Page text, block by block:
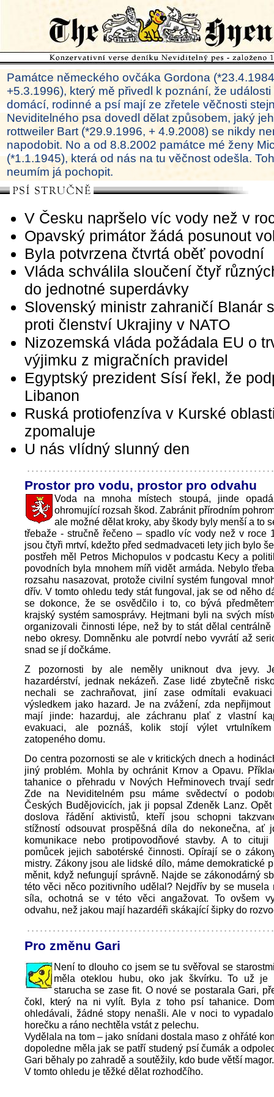
Památce německého ovčáka Gordona
+5.3.1996), který mě přivedl k poznání, že
domácí, rodinné a psí mají ze zřetele věčnosti
Neviditelného psa dovedl dělat způsobem, jaký
rottweiler Bart (*29.9.1996, + 4.9.2008) se nikdy
napodobit. No a od 8.8.2002 památce mé ženy
(*1.1.1945), která od nás na tu věčnost odešla.
neumím já pochopit.
V Česku napršelo víc vody než v
Opavský primátor žádá posunout
Byla potvrzena čtvrtá oběť povodní
Vláda schválila sloučení čtyř
do jednotné superdávky
Slovenský ministr zahraničí Blanár
proti členství Ukrajiny v NATO
Nizozemská vláda požádala EU o
výjimku z migračních pravidel
Egyptský prezident Sísí řekl, že
Libanon
Ruská protiofenzíva v Kurské
zpomaluje
U nás vlídný slunný den
Prostor pro vodu, prostor pro odvahu
Voda na mnoha místech stoupá, jinde
ohromující rozsah škod. Zabránit přírodním
ale možné dělat kroky, aby škody byly menší a to
třebaže - stručně řečeno – spadlo víc vody než v roce
jsou čtyři mrtví, kdežto před sedmadvaceti lety jich bylo
postřeh měl Petros Michopulos v podcastu Kecy a
povodních byla mnohem míň vidět armáda. Nebylo
rozsahu nasazovat, protože civilní systém fungoval
dřív. V tomto ohledu tedy stát fungoval, jak se od něho
se dokonce, že se osvědčilo i to, co bývá
krajský systém samosprávy. Hejtmani byli na svých
organizovali činnosti lépe, než by to stát dělal centrálně
nebo okresy. Domněnku ale potvrdí nebo vyvrátí až
snad se jí dočkáme.
Z pozornosti by ale neměly uniknout dva jevy.
hazardérství, jednak nekázeň. Zase lidé zbytečně
nechali se zachraňovat, jiní zase odmítali
výsledkem jako hazard. Je na zvážení, zda nepřijmout
mají jinde: hazarduj, ale záchranu plať z vlastní
evakuaci, ale poznáš, kolik stojí výlet
zatopeného domu.
Do centra pozornosti se ale v kritických dnech a
jiný problém. Mohla by ochránit Krnov a Opavu.
tahanice o přehradu v Nových Heřminovech trvají
Zde na Neviditelném psu máme svědectví o
Českých Budějovicích, jak ji popsal Zdeněk Lanz.
doslova řádění aktivistů, kteří jsou schopni
stížností odsouvat prospěšná díla do nekonečna, ať
komunikace nebo protipovodňové stavby. A to
pomůcek jejich sabotérské činnosti. Opírají se o
mistry. Zákony jsou ale lidské dílo, máme demokratické
měnit, když nefungují správně. Najde se zákonodárný
této věci něco pozitivního udělal? Nejdřív by se musela
síla, ochotná se v této věci angažovat. To ovšem
odvahu, než jakou mají hazardéři skákající šipky do
Pro změnu Gari
Není to dlouho co jsem se tu svěřoval se
měla oteklou hubu, oko jak škvírku. To už je
starucha se zase fit. O nové se postarala Gari,
čokl, který na ni vylít. Byla z toho psí tahanice.
ohledávali, žádné stopy nenašli. Ale v noci to
horečku a ráno nechtěla vstát z pelechu.
Vydělala na tom – jako snídani dostala maso z ohřáté
dopoledne měla jak se patří studený psí čumák a
Gari běhaly po zahradě a soutěžily, kdo bude větší magor.
V tomto ohledu je těžké dělat rozhodčího.